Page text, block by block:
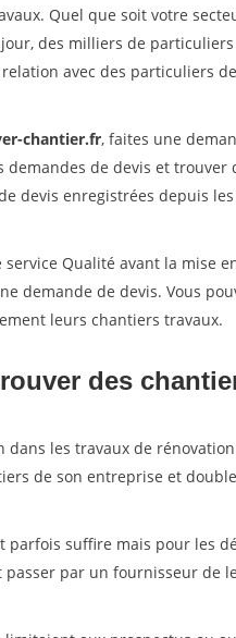
Quel que soit votre
des milliers de
avec des particuliers
chantier.fr, faites une
de devis et trouver
devis enregistrées depuis
Qualité avant la mise
demande de devis. Vous
leurs chantiers travaux.
des
les travaux de
de son entreprise et
parfois suffire mais pour les
par un fournisseur de